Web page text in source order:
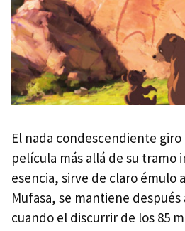
El nada condescendiente giro
película más allá de su tramo
esencia, sirve de claro émulo
Mufasa, se mantiene después
cuando el discurrir de los 85